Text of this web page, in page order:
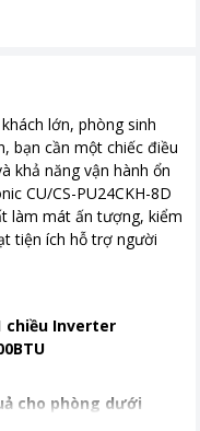
45/34/29 dB Độ ồn
nén 12 năm (áp dụng
hành điện tử thành
lớn, phòng sinh
bạn cần một chiếc điều
khả năng vận hành ổn
CU/CS-PU24CKH-8D
làm mát ấn tượng, kiểm
tiện ích hỗ trợ người
chiều Inverter
cho phòng dưới